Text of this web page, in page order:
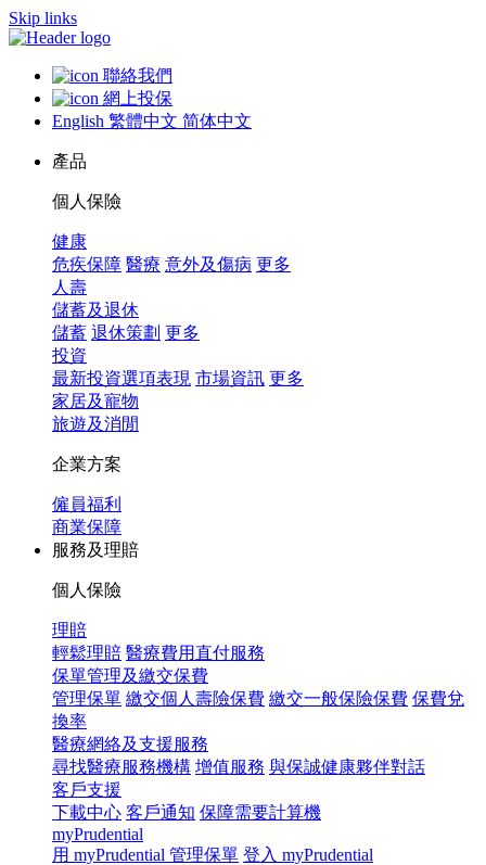
Skip links
聯絡我們
網上投保
English 繁體中文 简体中文
產品
個人保險
健康
危疾保障 醫療 意外及傷病 更多
人壽
儲蓄及退休
儲蓄 退休策劃 更多
投資
最新投資選項表現 市場資訊 更多
家居及寵物
旅遊及消閒
企業方案
僱員福利
商業保障
服務及理賠
個人保險
理賠
輕鬆理賠 醫療費用直付服務
保單管理及繳交保費
管理保單 繳交個人壽險保費 繳交一般保險保費 保費兌
換率
醫療網絡及支援服務
尋找醫療服務機構 增值服務 與保誠健康夥伴對話
客戶支援
下載中心 客戶通知 保障需要計算機
myPrudential
用 myPrudential 管理保單 登入 myPrudential